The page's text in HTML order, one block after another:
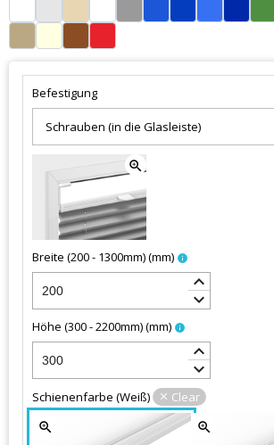
Befestigung
zoom_in
Breite (200 - 1300mm)(mm) info
keyboard_arrow_up
keyboard_arrow_down
Höhe (300 - 2200mm)(mm) info
keyboard_arrow_up
keyboard_arrow_down
Schienenfarbe (Weiß)
Clear
zoom_in
zoom_in